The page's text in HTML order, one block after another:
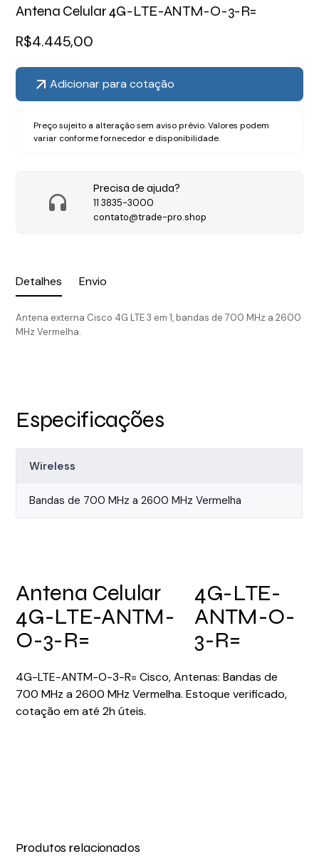
Detalhes Envio
Antena externa Cisco 4G LTE 3 em 1, bandas de 700 MHz a 2600
MHz Vermelha.
Antena Celular 4G-LTE-ANTM-O-3-R=
R$4.445,00
Adicionar para cotação
Preço sujeito a alteração sem aviso prévio. Valores podem
variar conforme fornecedor e disponibilidade.
Precisa de ajuda?
11 3835-3000
contato@trade-pro.shop
Especificações
Wireless
Bandas de 700 MHz a 2600 MHz Vermelha
Antena Celular
4G-LTE-ANTM-
O-3-R=
4G-LTE-
ANTM-O-
3-R=
4G-LTE-ANTM-O-3-R= Cisco, Antenas: Bandas de
700 MHz a 2600 MHz Vermelha. Estoque verificado,
cotação em até 2h úteis.
Produtos relacionados